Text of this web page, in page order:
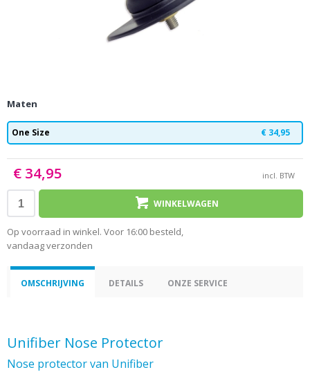
Maten
One Size € 34,95
€ 34,95 incl. BTW
WINKELWAGEN
Op voorraad in winkel. Voor 16:00 besteld,
vandaag verzonden
OMSCHRIJVING DETAILS ONZE SERVICE
Unifiber Nose Protector
Nose protector van Unifiber